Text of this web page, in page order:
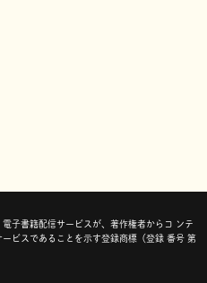
子書籍配信サービスが、著作権者からコ ンテ
ビスであることを示す登録商標（登録 番号 第